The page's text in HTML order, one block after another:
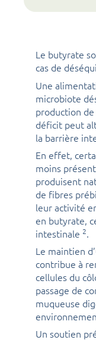
Le butyrate
cas de
Une
microbiote
production
déficit peut
la barrière
En effet,
moins
produisent
de fibres
leur activité
en butyrate,
intestinale 2.
Le maintien
contribue à
cellules du
passage de
muqueuse
Un soutien